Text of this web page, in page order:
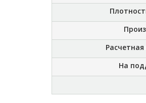
На